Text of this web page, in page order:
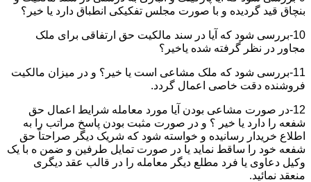
بنچاق قید گردیده و با صورت مجلس تفکیکی انطباق دارد یا خیر؟
10-بررسی شود که آیا در سند مالکیت حق ارتفاقی برای ملک
مجاور در نظر گرفته شده یاخیر؟
11-بررسی شود که ملک مشاعی است یا خیر؟ و در میزان مالکیت
فروشنده دقت خاصی اعمال گردد.
12-در صورت مشاعی بودن آیا مورد معامله شرایط اعمال حق
شفعه را دارد یا خیر ؟ و در صورت مثبت بودن پاسخ مراتب را به
اطلاع خریدار رسانیده و خواسته شود که شریک دیگر صراحتاً حق
شفعه خود را ساقط نماید یا در صورت تمایل طرفین و ضمن ه با یک
وکیل دعاوی یا فرد مطلع دیگر معامله را در قالب عقد دیگری
منعقد نمائید.